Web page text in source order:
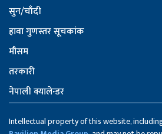
सुन/चाँदी
हावा गुणस्तर सूचकांक
मौसम
तरकारी
नेपाली क्यालेन्डर
Intellectual property of this website,